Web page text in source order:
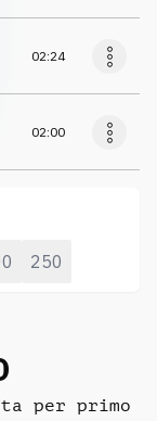
02:24
02:00
250
per primo